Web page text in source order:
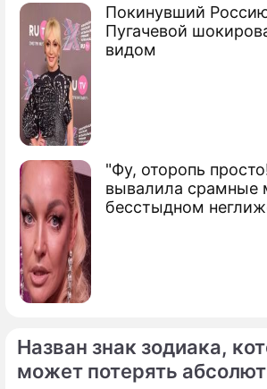
Покинувший
Пугачевой
видом
"Фу, оторопь
вывалила срамные
бесстыдном
На семью Меган Маркл
несчастья перед свадьбой
Гарри
Маркл
Назван знак зодиака,
может потерять